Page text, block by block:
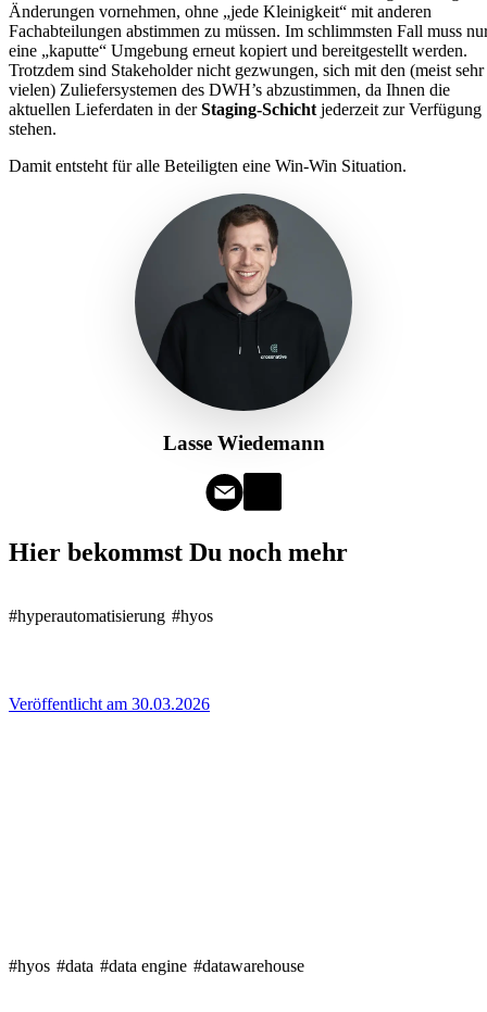
Änderungen vornehmen, ohne „jede Kleinigkeit“ mit anderen
Fachabteilungen abstimmen zu müssen. Im schlimmsten Fall muss
eine „kaputte“ Umgebung erneut kopiert und bereitgestellt werden.
Trotzdem sind Stakeholder nicht gezwungen, sich mit den (meist sehr
vielen) Zuliefersystemen des DWH’s abzustimmen, da Ihnen die
aktuellen Lieferdaten in derStaging-Schicht jederzeit zur Verfügung
stehen.
Damit entsteht für alle Beteiligten eine Win-Win Situation.
Lasse Wiedemann
Hier bekommst Du noch mehr
#hyperautomatisierung #hyos
Veröffentlicht am 30.03.2026
#hyos #data #data engine #datawarehouse